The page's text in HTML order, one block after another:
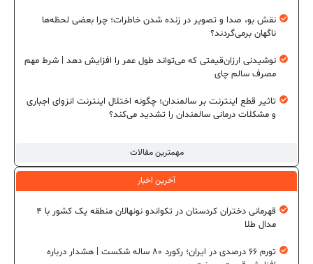
مهمترین مقالات
نقش بو، صدا و تصویر در زنده شدن خاطرات؛ چرا بعضی لحظه‌ها
ناگهان برمی‌گردند؟
نوشیدنی ارزان‌قیمتی که می‌تواند طول عمر را افزایش دهد | شرط مهم
مصرف سالم چای
تاثیر قطع اینترنت بر سالمندان؛ چگونه اختلال اینترنت انزوای اجباری
و مشکلات درمانی سالمندان را تشدید می‌کند؟
آخرین اخبار
قهرمانی دختران کردستان در تکواندو نونهالان منطقه یک کشور با ۴
مدال طلا
تورم ۶۶ درصدی در ایران؛ رکورد ۸۰ ساله شکست | هشدار درباره